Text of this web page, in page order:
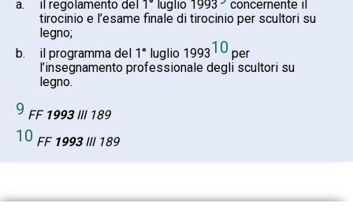
a.
il regolamento del 1° luglio 1993
concernente il
tirocinio e l’esame finale di tirocinio per scultori su
legno;
b.
il programma del 1° luglio 199310 per
l’insegnamento professionale degli scultori su
legno.
9 FF 1993III 189
10 FF 1993III 189